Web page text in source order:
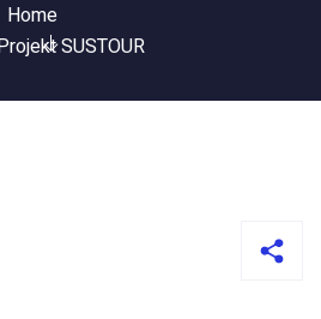
Home
SUSTOUR